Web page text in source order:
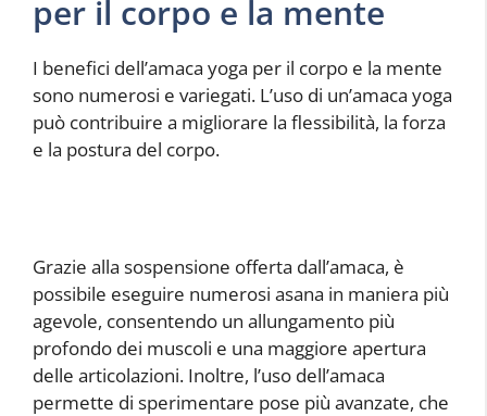
per il corpo e la mente
I benefici dell’amaca yoga per il corpo e la mente
sono numerosi e variegati. L’uso di un’amaca yoga
può contribuire a migliorare la flessibilità, la forza
e la postura del corpo.
Grazie alla sospensione offerta dall’amaca, è
possibile eseguire numerosi asana in maniera più
agevole, consentendo un allungamento più
profondo dei muscoli e una maggiore apertura
delle articolazioni. Inoltre, l’uso dell’amaca
permette di sperimentare pose più avanzate, che